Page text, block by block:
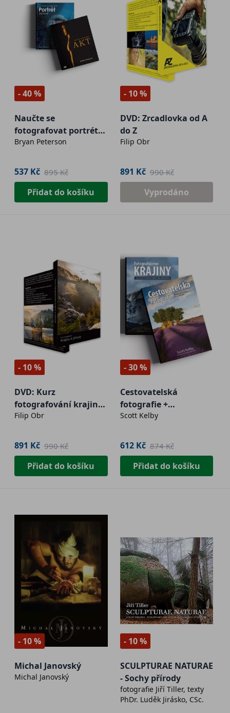
- 40 %
Naučte se
fotografovat portrét
kreativně + Naučte se
Bryan Peterson
537 Kč 895 Kč
Přidat do košíku
- 10 %
DVD: Zrcadlovka od A
do Z
Filip Obr
891 Kč 990 Kč
Vyprodáno
- 10 %
DVD: Kurz
fotografování krajiny
a přírody
Filip Obr
891 Kč 990 Kč
Přidat do košíku
- 30 %
Cestovatelská
fotografie +
Fotografujeme krajiny
Scott Kelby
612 Kč 874 Kč
Přidat do košíku
- 10 %
Michal Janovský
Michal Janovský
- 10 %
SCULPTURAE NATURAE
- Sochy přírody
fotografie Jiří Tiller, texty
PhDr. Luděk Jirásko, CSc.